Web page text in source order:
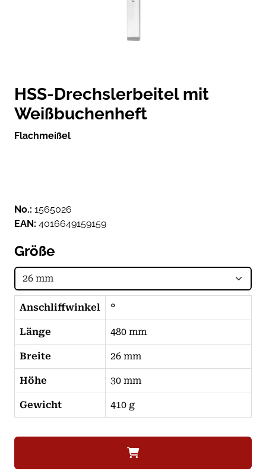
HSS-Drechslerbeitel mit
Weißbuchenheft
Flachmeißel
No.: 1565026
EAN: 4016649159159
Größe
Anschliffwinkel °
Länge 480 mm
Breite 26 mm
Höhe 30 mm
Gewicht 410 g